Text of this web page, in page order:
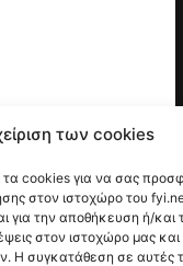
των cookies
τα cookies για να σας
στον ιστοχώρο του
για την αποθήκευση ή/
στον ιστοχώρο μας
Η συγκατάθεση σε αυτές
This!